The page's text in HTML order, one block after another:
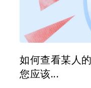
如何查看某人
您应该...